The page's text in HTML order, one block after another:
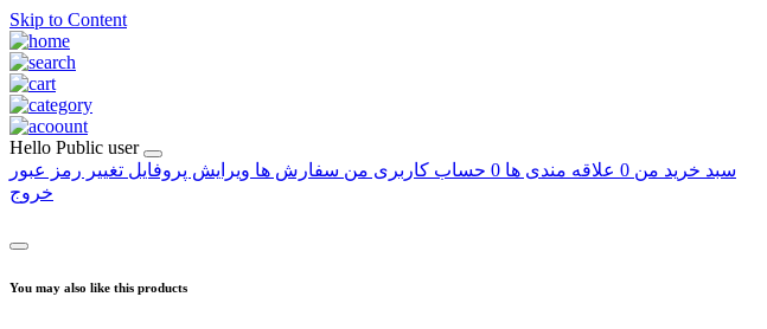
Skip to Content
Hello Public user
سبد خرید من 0 علاقه مندی ها 0 حساب کاربری من سفارش ها ویرایش پروفایل تغییر رمز عبور
خروج
You may also like this products